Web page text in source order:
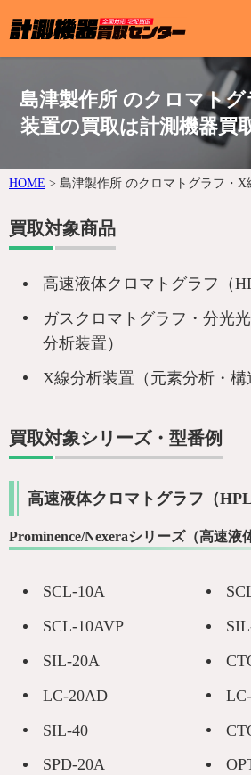
島津製作所 のクロマト
装置の買取は計測機器買
HOME > 島津製作所 のクロマトグラフ・X線分析装置の
買取対象商品
高速液体クロマトグラフ（
ガスクロマトグラフ・分光
分析装置）
X線分析装置（元素分析・構
買取対象シリーズ・型番例
高速液体クロマトグラフ（
Prominence/Nexeraシリーズ（高速液
SCL-10A
SCL-10AVP
SIL-20A
LC-20AD
SIL-40
SPD-20A